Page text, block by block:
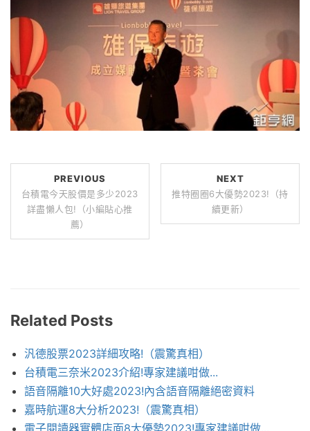
PREVIOUS
台積電今天股價是多少2023
詳盡懶人包!（小編貼心推
薦）
NEXT
推特圈圈6大優勢2023!（持
續更新）
Related Posts
汎德股票2023詳細攻略!（震驚真相）
台積電三奈米2023介紹!專家建議咁做...
語音隔離10大好處2023!內含語音隔離絕密資料
嘉時航運8大分析2023!（震驚真相）